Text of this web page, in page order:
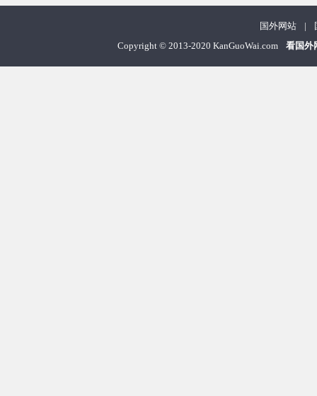
国外网站 |
Copyright© 2013-2020 KanGuoWai.com 看国外